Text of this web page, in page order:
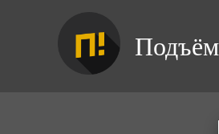
Подъём